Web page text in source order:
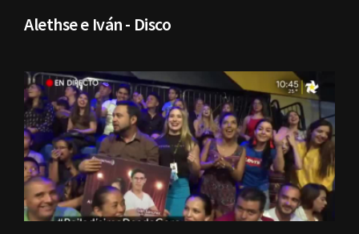
Alethse e Iván - Disco